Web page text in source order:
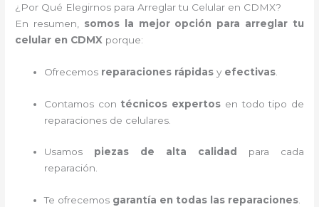
¿Por Qué Elegirnos para Arreglar tu Celular en CDMX?
En resumen, somos la mejor opción para arreglar tu
celular en CDMX porque:
Ofrecemos reparaciones rápidas y efectivas
Contamos con técnicos expertos en todo tipo de
reparaciones de celulares.
Usamos piezas de alta calidad
para cada
reparación.
Te ofrecemos garantía en todas las reparaciones.